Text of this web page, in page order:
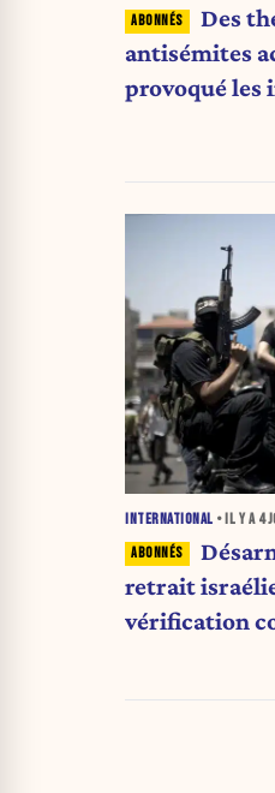
Des
antisémites
provoqué les
INTERNATIONAL • IL Y A 4
retrait
vérification